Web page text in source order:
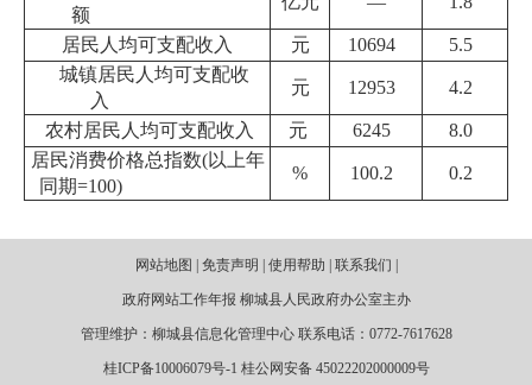
额
居民人均可支配收入 元 10694
5.5
城镇居民人均可支配收
入
元 12953 4.2
农村居民人均可支配收入 元 6245
8.0
居民消费价格总指数(以上年
同期=100)
% 100.2 0.2
网站地图 | 免责声明 | 使用帮助 | 联系我们 |
政府网站工作年报 柳城县人民政府办公室主办
管理维护：柳城县信息化管理中心 联系电话：0772-7617628
桂ICP备10006079号-1 桂公网安备 45022202000009号